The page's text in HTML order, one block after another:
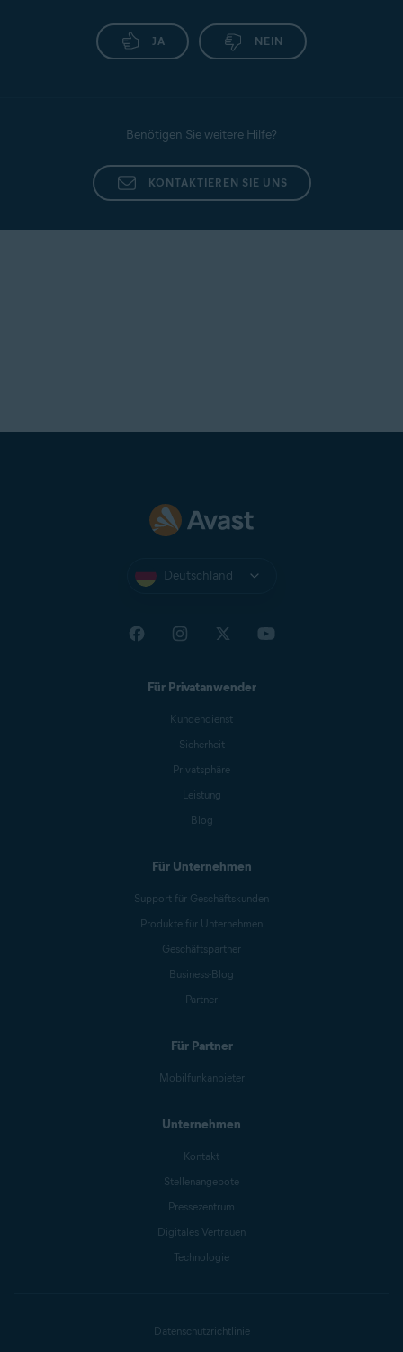
JA NEIN
Benötigen Sie weitere Hilfe?
KONTAKTIEREN SIE UNS
Deutschland
Für Privatanwender
Kundendienst
Sicherheit
Privatsphäre
Leistung
Blog
Für Unternehmen
Support für Geschäftskunden
Produkte für Unternehmen
Geschäftspartner
Business-Blog
Partner
Für Partner
Mobilfunkanbieter
Unternehmen
Kontakt
Stellenangebote
Pressezentrum
Digitales Vertrauen
Technologie
Datenschutzrichtlinie